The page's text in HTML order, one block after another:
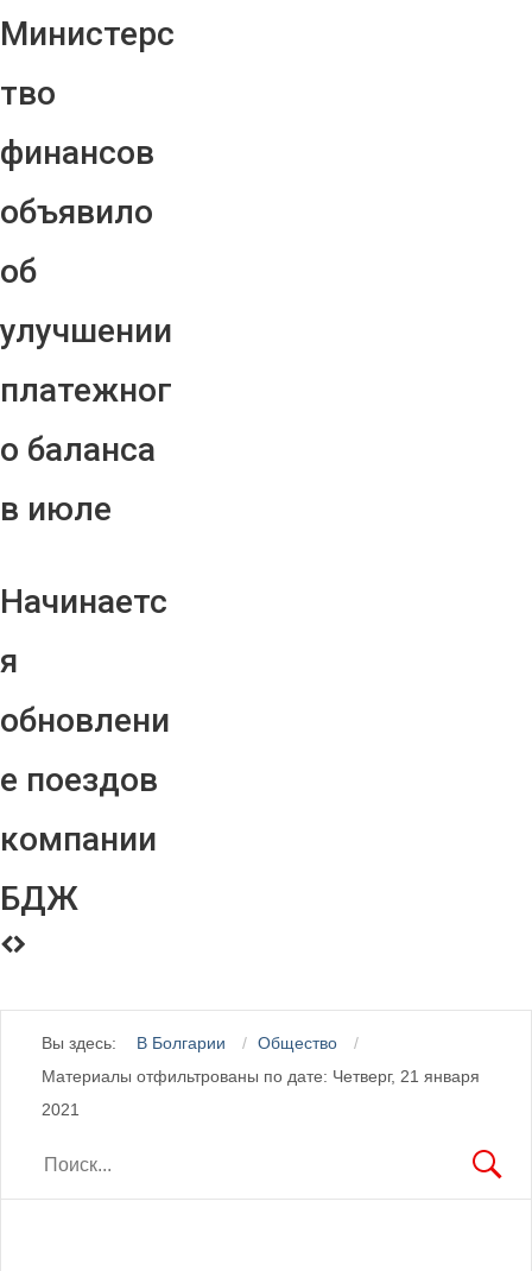
Министерс
тво
финансов
объявило
об
улучшении
платежног
о баланса
в июле
Начинаетс
я
обновлени
е поездов
компании
БДЖ
Вы здесь: В Болгарии
Общество
Материалы отфильтрованы по дате: Четверг, 21 января
2021